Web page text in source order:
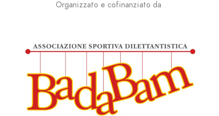
Organizzato e cofinanziato da